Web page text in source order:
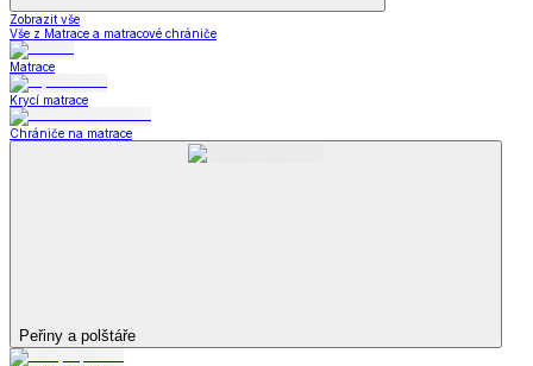
Zobrazit vše
Vše z Matrace a matracové chrániče
Matrace
Krycí matrace
Chrániče na matrace
Peřiny a polštáře